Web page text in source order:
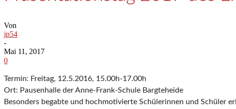
Von
jp54
-
Mai 11, 2017
0
Termin: Freitag, 12.5.2016, 15.00h-17.00h
Ort: Pausenhalle der Anne-Frank-Schule Bargteheide
Besonders begabte und hochmotivierte Schülerinnen und Schüler